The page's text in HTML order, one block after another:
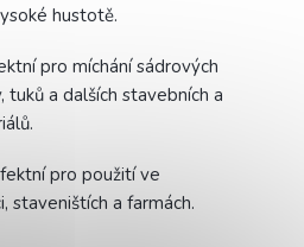
hustotě.
pro míchání sádrových
a dalších stavebních a
pro použití ve
staveništích a farmách.